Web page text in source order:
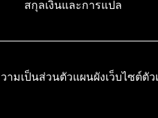
สกุลเงินและการแปล
ามเป็นส่วนตัวแผนผังเว็บไซต์ตั